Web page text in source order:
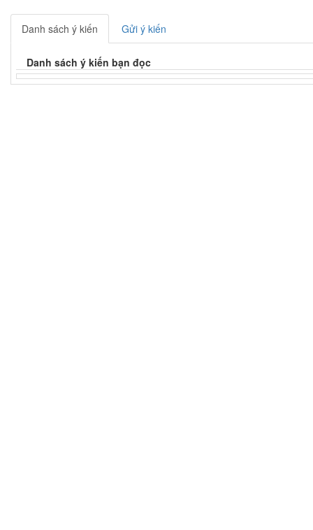
Danh sách ý kiến Gửi ý kiến
Danh sách ý kiến bạn đọc